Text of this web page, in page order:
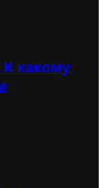
какому